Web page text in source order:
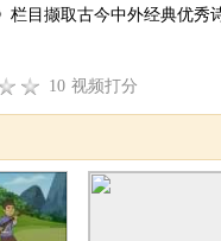
栏目撷取古今中外经典优
10 视频打分